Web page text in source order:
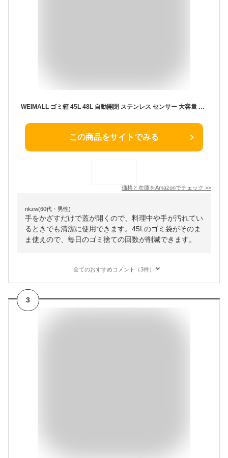
WEIMALL ゴミ箱 45L 48L 自動開閉 ステンレス センサー 大容量 スリム おしゃれ 電池式 キッチン 生ゴミ テレビで話題 (シルバー) FHB00300
この商品をサイトでみる
価格と在庫をAmazonでチェック >>
nkzw(60代・男性)
手をかざすだけで蓋が開くので、料理中や手が汚れてい
るときでも清潔に使用できます。45Lのゴミ袋がそのま
ま使えので、毎日のゴミ捨ての回数が削減できます。
全てのおすすめコメント（3件）
3